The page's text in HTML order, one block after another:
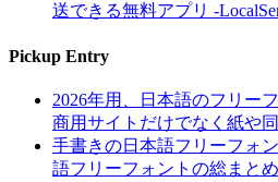
送できる無料アプリ -
Pickup Entry
2026年用、日本語のフリー
商用サイトだけでなく紙や
手書きの日本語フリーフォ
語フリーフォントの総まとめ